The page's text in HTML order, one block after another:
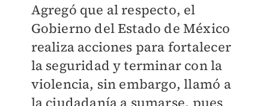
Agregó que al respecto, el
Gobierno del Estado de México
realiza acciones para fortalecer
la seguridad y terminar con la
violencia, sin embargo, llamó a